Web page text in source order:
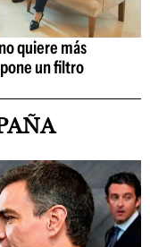
quiere más
un filtro